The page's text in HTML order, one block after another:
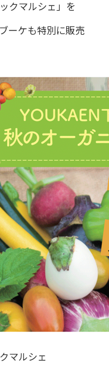
クマルシェ」を
ーケも特別に販売
マルシェ